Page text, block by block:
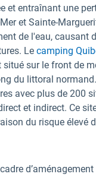
et entraînant une
et Sainte-
de l'eau, causant
Le camping
sur le front de
du littoral
avec plus de 200
et indirect. Ce
du risque élevé